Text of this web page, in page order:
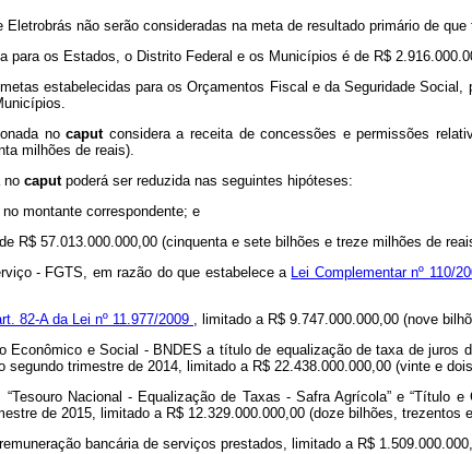
não serão consideradas na meta de resultado primário de que
para os Estados, o Distrito Federal e os Municípios é de R$
estabelecidas para os Orçamentos Fiscal e da Seguridade
nocaput considera a receita de concessões e permissões
milhões de reais).
no caput poderá ser reduzida nas seguintes hipóteses:
montante correspondente; e
R$ 57.013.000.000,00 (cinquenta e sete bilhões e treze milhões de
- FGTS, em razão do que estabelece a Lei Complementar nº 110/
82-A da Lei nº 11.977/2009 , limitado a R$ 9.747.000.000,00 (nove
Econômico e Social - BNDES a título de equalização de taxa de juros
segundo trimestre de 2014, limitado a R$ 22.438.000.000,00 (vinte e
Nacional - Equalização de Taxas - Safra Agrícola” e “Título
de 2015, limitado a R$ 12.329.000.000,00 (doze bilhões, trezentos
bancária de serviços prestados, limitado a R$